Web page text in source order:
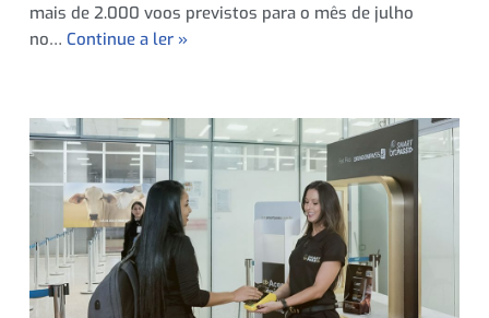
mais de 2.000 voos previstos para o mês de julho
no… Continue a ler »